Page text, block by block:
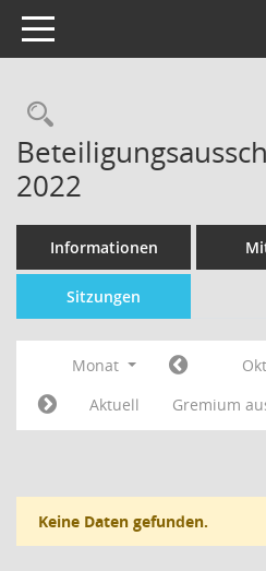
Toggle navigation
2022
Informationen
Sitzungen
Monat
Aktuell
Gremium
Keine Daten gefunden.